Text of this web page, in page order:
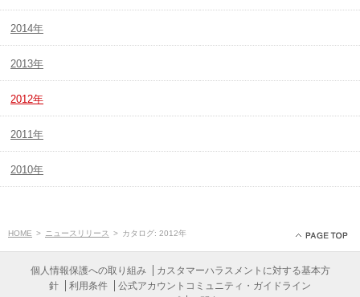
2014年
2013年
2012年
2011年
2010年
HOME > ニュースリリース > カタログ: 2012年
個人情報保護への取り組み
カスタマーハラスメントに対する基本方
針
利用条件
公式アカウントコミュニティ・ガイドライン